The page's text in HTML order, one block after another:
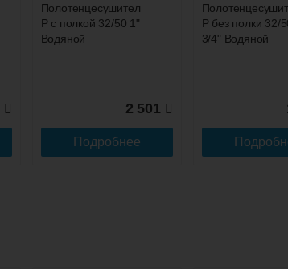
Полотенцесушитель
P с полкой 32/50 1"
Водяной
2 501
Подробнее
P без полки 32/
3/4" Водяной